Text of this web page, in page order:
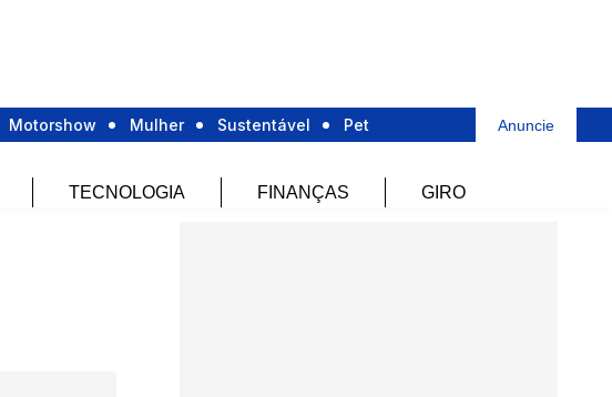
Motorshow Mulher Sustentável Pet Anuncie
TECNOLOGIA FINANÇAS GIRO